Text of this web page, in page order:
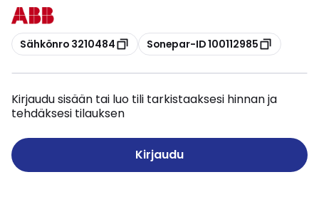
Kopioi
Sähkönro 3210484 Kopioi
Sonepar-ID 100112985
Kirjaudu sisään tai luo tili tarkistaaksesi hinnan ja
tehdäksesi tilauksen
Kirjaudu